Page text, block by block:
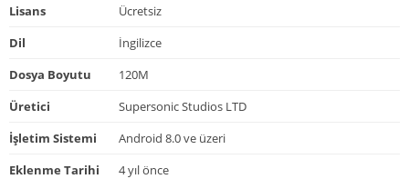
Lisans
Ücretsiz
Dil
İngilizce
Dosya Boyutu
120M
Üretici
Supersonic Studios LTD
İşletim Sistemi
Android 8.0 ve üzeri
Eklenme Tarihi
4 yıl önce